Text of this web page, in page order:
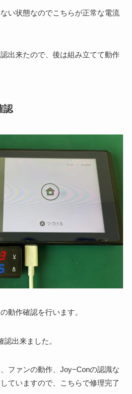
い状態なのでこちらが正常な電流
出来たので、後は組み立てて動作
認
動作確認を行います。
出来ました。
ファンの動作、Joy−Conの認識な
ていますので、こちらで修理完了